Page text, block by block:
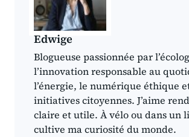
Edwige
Blogueuse passionnée par
l’innovation responsable au
l’énergie, le numérique éthique
initiatives citoyennes. J’aime
claire et utile. À vélo ou dans un
cultive ma curiosité du monde.